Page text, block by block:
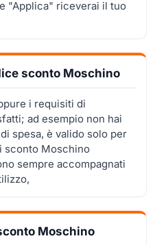
"Applica" riceverai il tuo
sconto Moschino
i requisiti di
ad esempio non hai
spesa, è valido solo per
sconto Moschino
sempre accompagnati
Moschino